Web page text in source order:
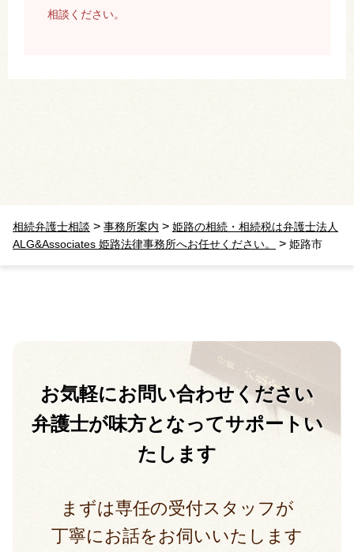
相談ください。
相続弁護士相談 > 事務所案内 > 姫路の相続・相続税は弁護士法人
ALG&Associates 姫路法律事務所へお任せください。
> 姫路市
お気軽にお問い合わせください
弁護士が味方となってサポートい
たします
まずは専任の受付スタッフが
丁寧にお話をお伺いいたします